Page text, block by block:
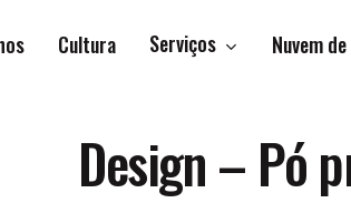
Cultura Serviços Nuvem
Design – Pó